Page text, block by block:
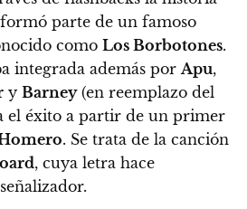
formó parte de un famoso
como Los Borbotones.
integrada además por Apu,
y Barney(en reemplazo del
el éxito a partir de un primer
. Se trata de la canción
, cuya letra hace